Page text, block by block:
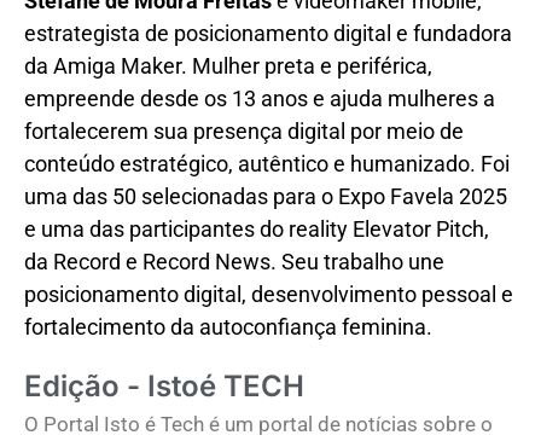
estrategista de posicionamento digital e fundadora
da Amiga Maker. Mulher preta e periférica,
empreende desde os 13 anos e ajuda mulheres a
fortalecerem sua presença digital por meio de
conteúdo estratégico, autêntico e humanizado. Foi
uma das 50 selecionadas para o Expo Favela 2025
e uma das participantes do reality Elevator Pitch,
da Record e Record News. Seu trabalho une
posicionamento digital, desenvolvimento pessoal e
fortalecimento da autoconfiança feminina.
Edição - Istoé TECH
O Portal Isto é Tech é um portal de notícias sobre o